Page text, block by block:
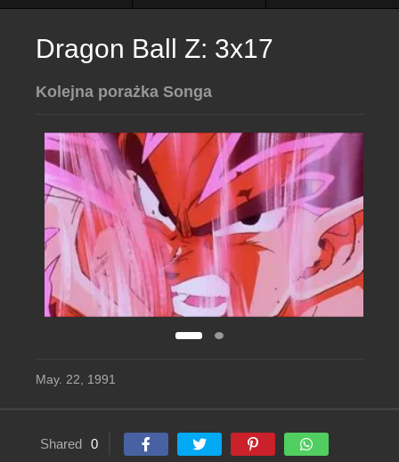
Dragon Ball Z: 3x17
Kolejna porażka Songa
May. 22, 1991
Shared 0